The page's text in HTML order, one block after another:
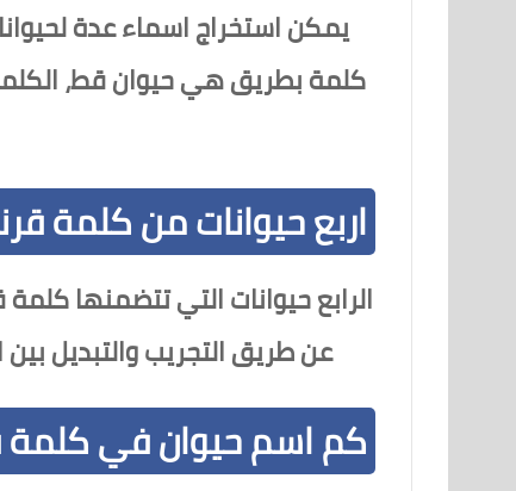
يمكن استخراج اسماء عدة
كلمة بطريق هي حيوان قط،
اربع حيوانات من كلمة
الرابع حيوانات التي تتضمنها
عن طريق التجريب والتبديل
كم اسم حيوان في كلمة